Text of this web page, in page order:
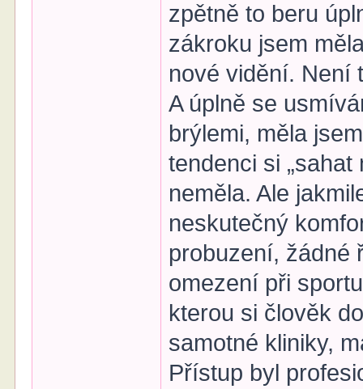
zpětně to beru
zákroku jsem
nové vidění. Není
A úplně se
brýlemi, měla
tendenci si
neměla. Ale
neskutečný
probuzení, žádné
omezení při
kterou si člověk
samotné kliniky,
Přístup byl